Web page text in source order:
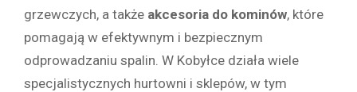
grzewczych, a także akcesoria do kominów, które
pomagają w efektywnym i bezpiecznym
odprowadzaniu spalin. W Kobyłce działa wiele
specjalistycznych hurtowni i sklepów, w tym